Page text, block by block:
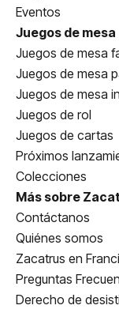
Eventos
Juegos de mesa
Juegos de mesa
Juegos de mesa
Juegos de mesa
Juegos de rol
Juegos de cartas
Próximos
Colecciones
Más sobre
Contáctanos
Quiénes somos
Zacatrus en
Preguntas
Derecho de